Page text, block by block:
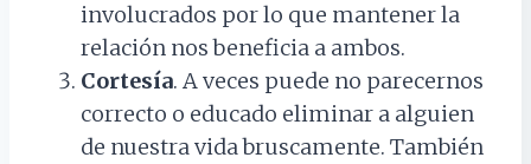
involucrados por lo que mantener la
relación nos beneficia a ambos.
Cortesía. A veces puede no parecernos
correcto o educado eliminar a alguien
de nuestra vida bruscamente. También